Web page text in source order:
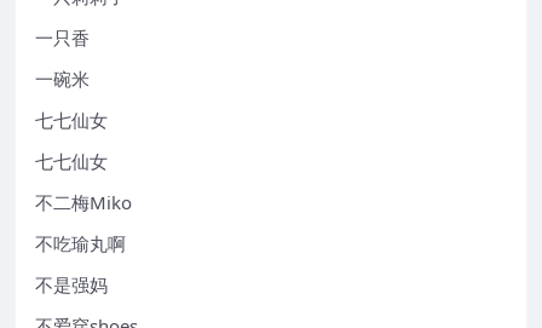
一只香
一碗米
七七仙女
七七仙女
不二梅Miko
不吃瑜丸啊
不是强妈